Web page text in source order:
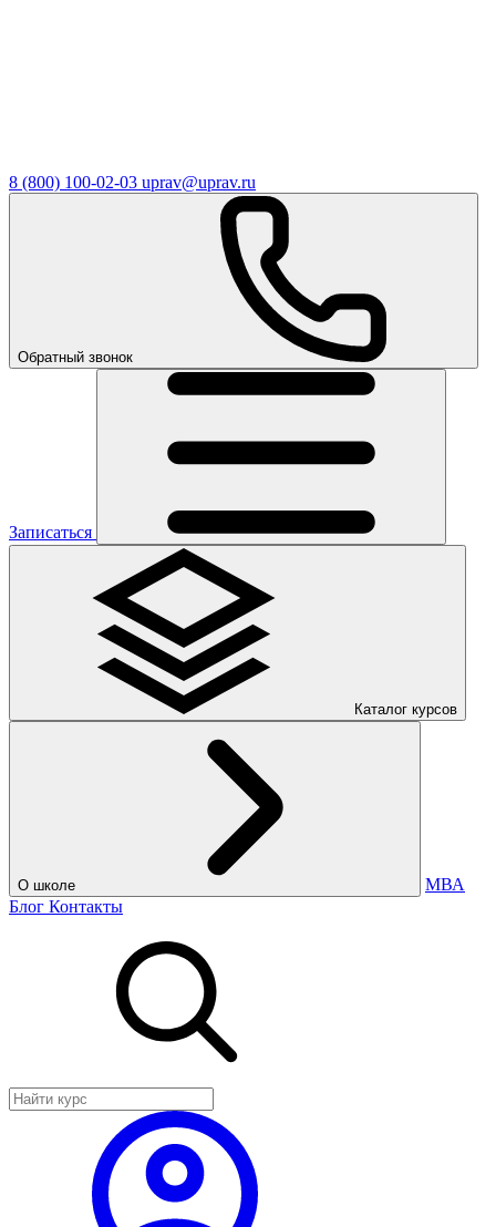
8 (800) 100-02-03 uprav@uprav.ru
Обратный звонок
Записаться
Каталог курсов
О школе
МВА
Блог Контакты